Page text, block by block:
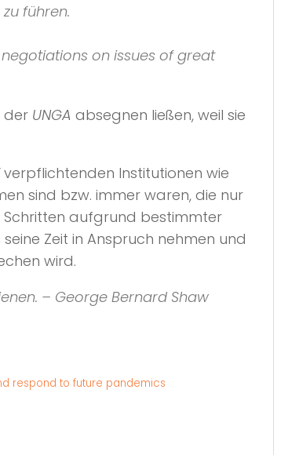
führen.
on issues of great
der UNGA absegnen ließen, weil sie
verpflichtenden Institutionen wie
sind bzw. immer waren, die nur
aufgrund bestimmter
Zeit in Anspruch nehmen und
wird.
– George Bernard Shaw
respond to future pandemics